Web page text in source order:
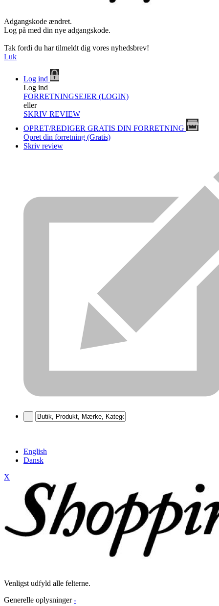
Adgangskode ændret.
Log på med din nye adgangskode.
Tak fordi du har tilmeldt dig vores nyhedsbrev!
Luk
Log ind
Log ind
FORRETNINGSEJER (LOGIN)
eller
SKRIV REVIEW
OPRET/REDIGER GRATIS DIN FORRETNING
Opret din forretning (Gratis)
Skriv review
English
Dansk
X
Venligst udfyld alle felterne.
Generelle oplysninger -